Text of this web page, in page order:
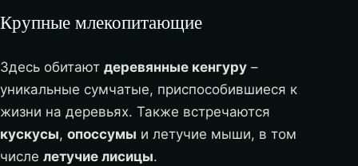
Крупные млекопитающие
Здесь обитают деревянные кенгуру –
уникальные сумчатые, приспособившиеся к
жизни на деревьях. Также встречаются
кускусы, опоссумы и летучие мыши, в том
числе летучие лисицы.